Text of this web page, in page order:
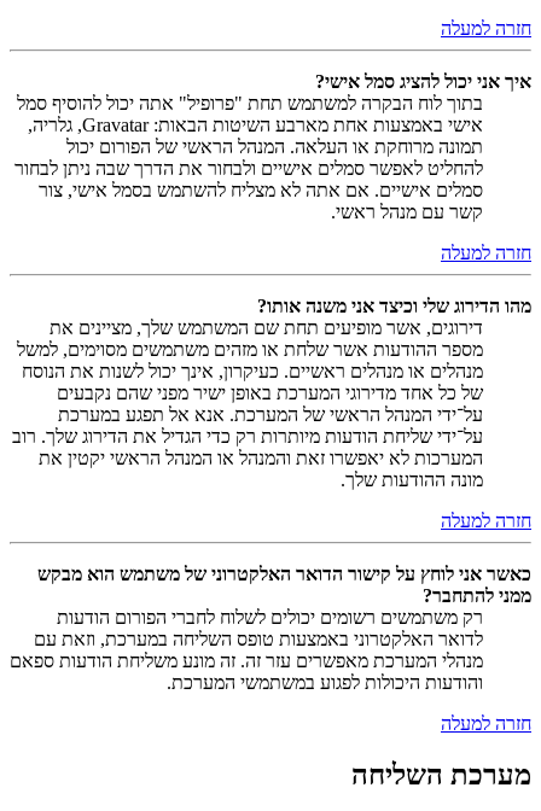
חזרה למעלה
איך אני יכול להציג סמל אישי?
בתוך לוח הבקרה למשתמש תחת "פרופיל" אתה יכול להוסיף סמל
אישי באמצעות אחת מארבע השיטות הבאות: Gravatar, גלריה,
תמונה מרוחקת או העלאה. המנהל הראשי של הפורום יכול
להחליט לאפשר סמלים אישיים ולבחור את הדרך שבה ניתן לבחור
סמלים אישיים. אם אתה לא מצליח להשתמש בסמל אישי, צור
קשר עם מנהל ראשי.
חזרה למעלה
מהו הדירוג שלי וכיצד אני משנה אותו?
דירוגים, אשר מופיעים תחת שם המשתמש שלך, מציינים את
מספר ההודעות אשר שלחת או מזהים משתמשים מסוימים, למשל
מנהלים או מנהלים ראשיים. כעיקרון, אינך יכול לשנות את הנוסח
של כל אחד מדירוגי המערכת באופן ישיר מפני שהם נקבעים
על־ידי המנהל הראשי של המערכת. אנא אל תפגע במערכת
על־ידי שליחת הודעות מיותרות רק כדי הגדיל את הדירוג שלך. רוב
המערכות לא יאפשרו זאת והמנהל או המנהל הראשי יקטין את
מונה ההודעות שלך.
חזרה למעלה
כאשר אני לוחץ על קישור הדואר האלקטרוני של משתמש הוא מבקש
ממני להתחבר?
רק משתמשים רשומים יכולים לשלוח לחברי הפורום הודעות
לדואר האלקטרוני באמצעות טופס השליחה במערכת, וזאת עם
מנהלי המערכת מאפשרים עזר זה. זה מונע משליחת הודעות ספאם
והודעות היכולות לפגוע במשתמשי המערכת.
חזרה למעלה
מערכת השליחה